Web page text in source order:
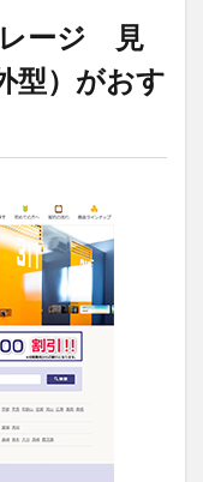
レージ 見
型）がおす